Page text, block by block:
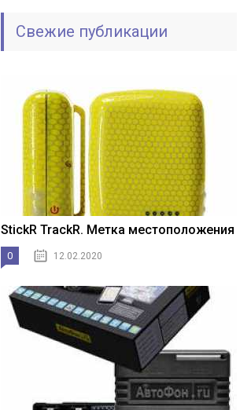
Свежие публикации
StickR TrackR. Метка местоположения
0 12.02.2020